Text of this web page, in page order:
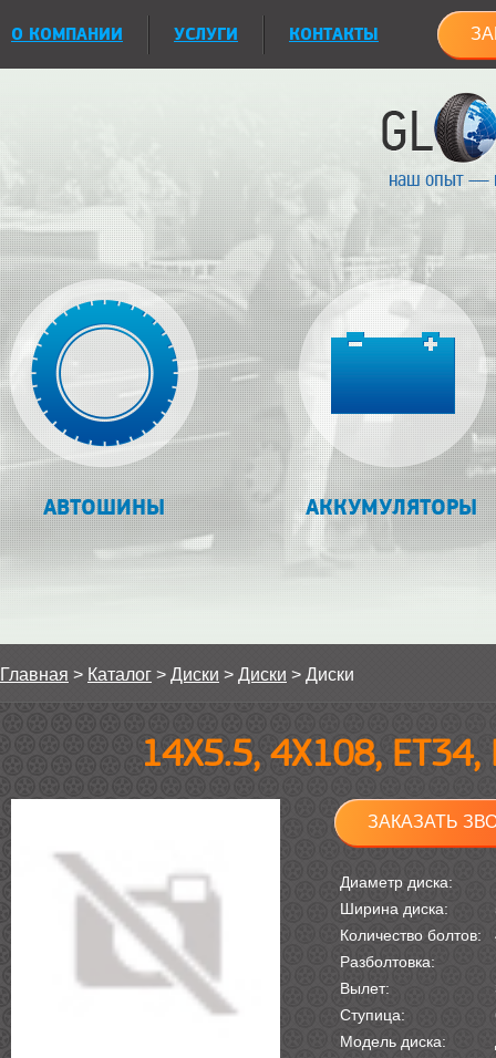
О КОМПАНИИ УСЛУГИ КОНТАКТЫ
наш опыт —
АВТОШИНЫ АККУМУЛЯТОРЫ
Главная > Каталог > Диски > Диски > Диски
14Х5.5, 4Х108, ET34,
ЗАКАЗАТЬ
Диаметр диска:
Ширина диска:
Количество болтов:
Разболтовка:
Вылет:
Ступица:
Модель диска: